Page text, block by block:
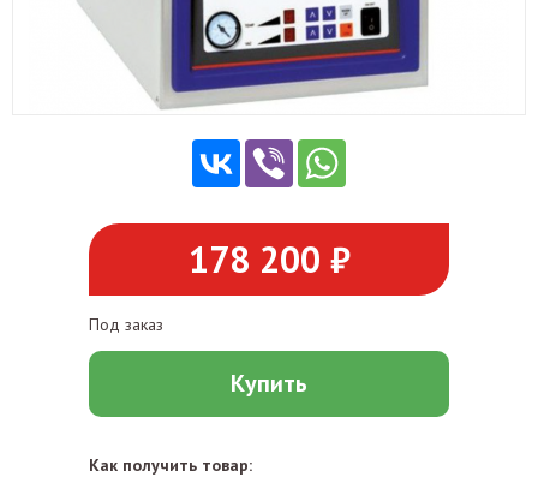
178 200 ₽
Под заказ
Купить
Как получить товар: